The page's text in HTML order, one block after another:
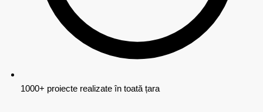
1000+ proiecte realizate în toată țara